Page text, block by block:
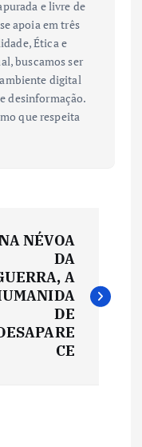
e livre de
apoia em três
Ética e
buscamos ser
digital
desinformação.
que respeita
NÉVOA
DA
A
DE
CE